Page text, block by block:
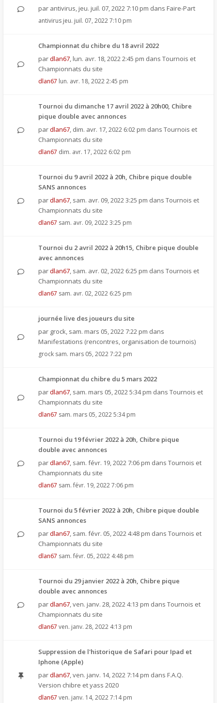
par antivirus, jeu. juil. 07, 2022 7:10 pm dans Faire-Part
antivirus jeu. juil. 07, 2022 7:10 pm
Championnat du chibre du 18 avril 2022
pardlan67, lun. avr. 18, 2022 2:45 pm dans Tournois et
Championnats du site
dlan67 lun. avr. 18, 2022 2:45 pm
Tournoi du dimanche 17 avril 2022 à 20h00, Chibre
pique double avec annonces
pardlan67, dim. avr. 17, 2022 6:02 pm dans Tournois et
Championnats du site
dlan67 dim. avr. 17, 2022 6:02 pm
Tournoi du 9 avril 2022 à 20h, Chibre pique double
SANS annonces
pardlan67, sam. avr. 09, 2022 3:25 pm dans Tournois et
Championnats du site
dlan67 sam. avr. 09, 2022 3:25 pm
Tournoi du 2 avril 2022 à 20h15, Chibre pique double
avec annonces
pardlan67, sam. avr. 02, 2022 6:25 pm dans Tournois et
Championnats du site
dlan67 sam. avr. 02, 2022 6:25 pm
journée live des joueurs du site
par grock, sam. mars 05, 2022 7:22 pm dans
Manifestations (rencontres, organisation de tournois)
grock sam. mars 05, 2022 7:22 pm
Championnat du chibre du 5 mars 2022
pardlan67, sam. mars 05, 2022 5:34 pm dans Tournois et
Championnats du site
dlan67 sam. mars 05, 2022 5:34 pm
Tournoi du 19 février 2022 à 20h, Chibre pique
double avec annonces
pardlan67, sam. févr. 19, 2022 7:06 pm dans Tournois et
Championnats du site
dlan67 sam. févr. 19, 2022 7:06 pm
Tournoi du 5 février 2022 à 20h, Chibre pique double
SANS annonces
pardlan67, sam. févr. 05, 2022 4:48 pm dans Tournois et
Championnats du site
dlan67 sam. févr. 05, 2022 4:48 pm
Tournoi du 29 janvier 2022 à 20h, Chibre pique
double avec annonces
pardlan67,ven. janv. 28, 2022 4:13 pm dans Tournois et
Championnats du site
dlan67 ven. janv. 28, 2022 4:13 pm
Suppression de l'historique de Safari pour Ipad et
Iphone (Apple)
pardlan67,ven. janv. 14, 2022 7:14 pm dans F.A.Q.
Version chibre et yass 2020
dlan67 ven. janv. 14, 2022 7:14 pm